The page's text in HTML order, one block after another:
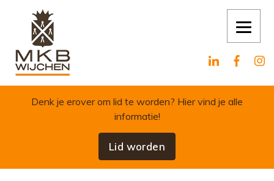
Skip to content
Denk je erover om lid te worden? Hier vind je alle
informatie!
Lid worden